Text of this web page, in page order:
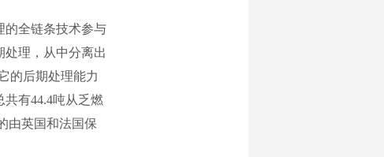
全链条技术参与
理，从中分离出
的后期处理能力
有44.4吨从乏燃
由英国和法国保